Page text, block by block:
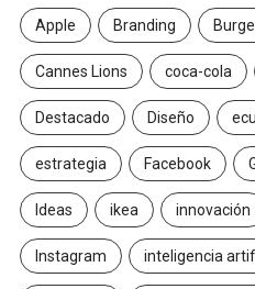
Apple Branding
Cannes Lions coca-cola
Destacado Diseño
estrategia Facebook
Ideas ikea innovación
Instagram inteligencia